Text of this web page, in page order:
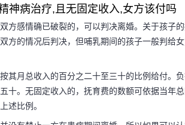
神病治疗,且无固定收入,女方该付吗
方感情确已破裂的，可以判决离婚。关于孩子
方的情况后判决，但哺乳期间的孩子一般判给
其月总收入的百分之二十至三十的比例给付。
十。无固定收入的，抚育费的数额可依据当年
述比例。